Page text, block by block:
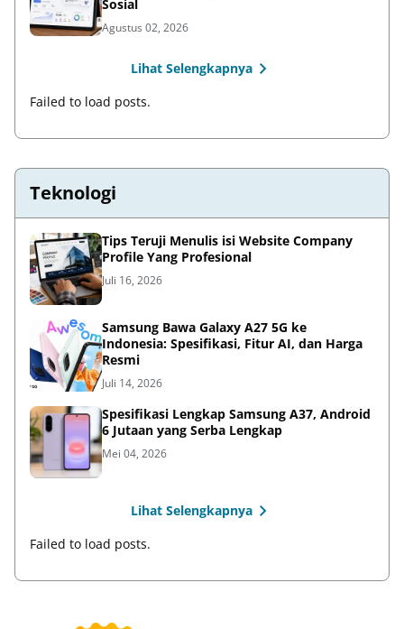
Sosial
Agustus 02, 2026
Lihat Selengkapnya
Failed to load posts.
Teknologi
Tips Teruji Menulis isi Website Company
Profile Yang Profesional
Juli 16, 2026
Samsung Bawa Galaxy A27 5G ke
Indonesia: Spesifikasi, Fitur AI, dan Harga
Resmi
Juli 14, 2026
Spesifikasi Lengkap Samsung A37, Android
6 Jutaan yang Serba Lengkap
Mei 04, 2026
Lihat Selengkapnya
Failed to load posts.